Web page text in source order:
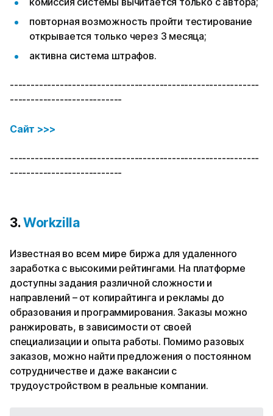
повторная возможность пройти тестирование
открывается только через 3 месяца;
активна система штрафов.
------------------------------------------------------------
---------------------------
Сайт >>>
------------------------------------------------------------
---------------------------
3.Workzilla
Известная во всем мире биржа для удаленного
заработка с высокими рейтингами. На платформе
доступны задания различной сложности и
направлений – от копирайтинга и рекламы до
образования и программирования. Заказы можно
ранжировать, в зависимости от своей
специализации и опыта работы. Помимо разовых
заказов, можно найти предложения о постоянном
сотрудничестве и даже вакансии с
трудоустройством в реальные компании.